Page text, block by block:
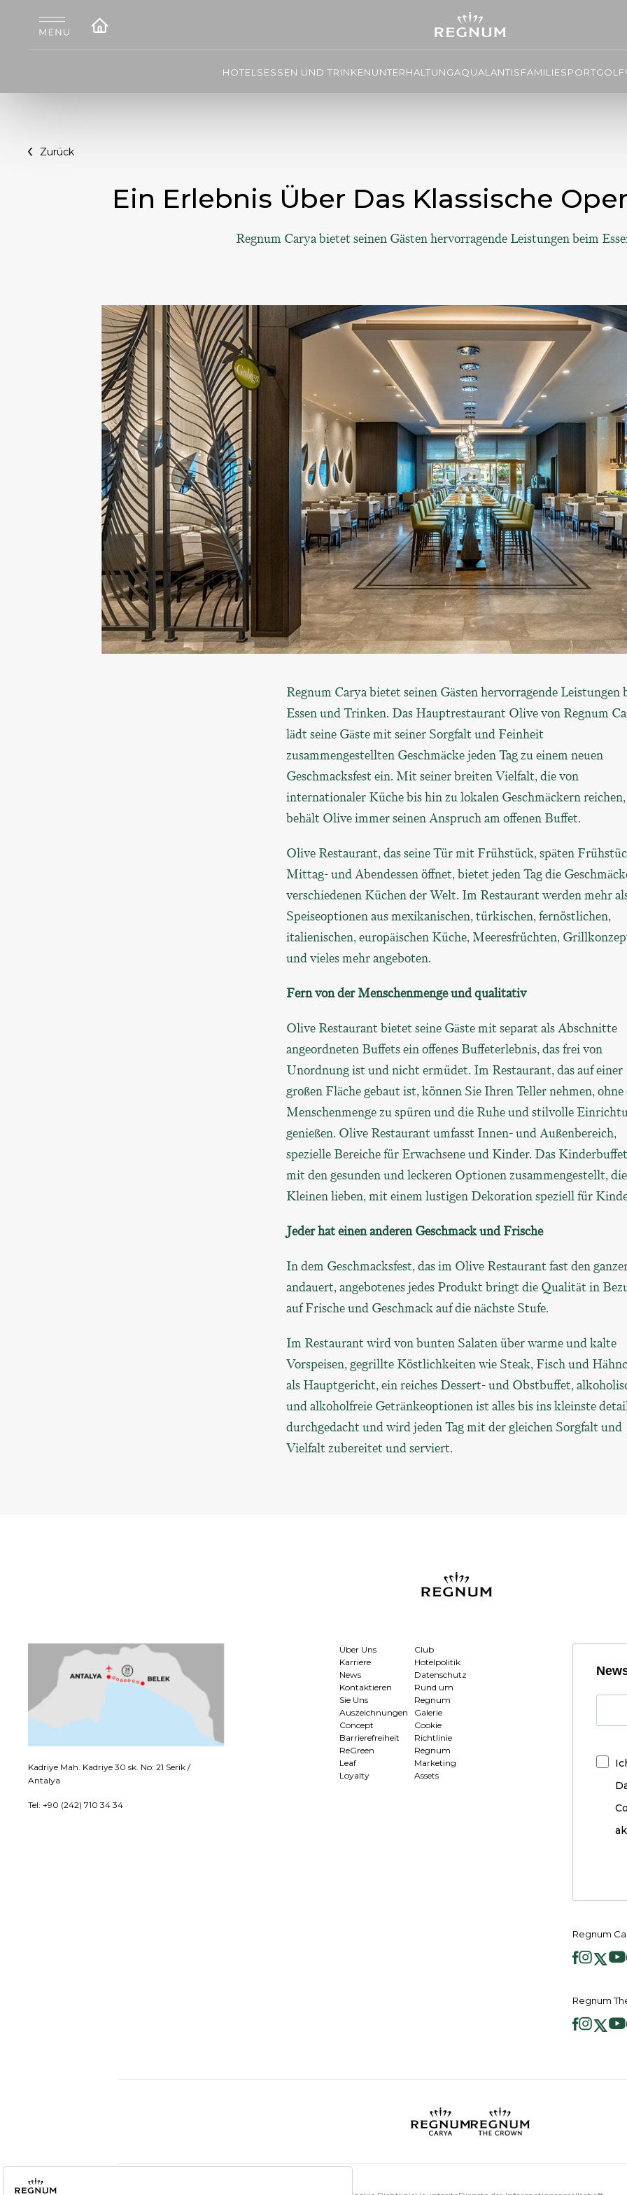
HOTELSESSEN UND TRINKENUNTERHALTUNGAQUALANTISFAMILIESPORTGOLF
Zurück
Ein Erlebnis Über Das Klassische
Regnum Carya bietet seinen Gästen hervorragende Leistungen beim
Regnum Carya bietet seinen Gästen hervorragende Leistungen
Essen und Trinken. Das Hauptrestaurant Olive von Regnum
lädt seine Gäste mit seiner Sorgfalt und Feinheit
zusammengestellten Geschmäcke jeden Tag zu einem neuen
Geschmacksfest ein. Mit seiner breiten Vielfalt, die von
internationaler Küche bis hin zu lokalen Geschmäckern reichen,
behält Olive immer seinen Anspruch am offenen Buffet.
Olive Restaurant, das seine Tür mit Frühstück, späten
Mittag- und Abendessen öffnet, bietet jeden Tag die
verschiedenen Küchen der Welt. Im Restaurant werden mehr
Speiseoptionen aus mexikanischen, türkischen, fernöstlichen,
italienischen, europäischen Küche, Meeresfrüchten,
und vieles mehr angeboten.
Fern von der Menschenmenge und qualitativ
Olive Restaurant bietet seine Gäste mit separat als Abschnitte
angeordneten Buffets ein offenes Buffeterlebnis, das frei von
Unordnung ist und nicht ermüdet. Im Restaurant, das auf einer
großen Fläche gebaut ist, können Sie Ihren Teller nehmen, ohne
Menschenmenge zu spüren und die Ruhe und stilvolle
genießen. Olive Restaurant umfasst Innen- und Außenbereich,
spezielle Bereiche für Erwachsene und Kinder. Das
mit den gesunden und leckeren Optionen zusammengestellt,
Kleinen lieben, mit einem lustigen Dekoration speziell für
Jeder hat einen anderen Geschmack und Frische
In dem Geschmacksfest, das im Olive Restaurant fast den
andauert, angebotenes jedes Produkt bringt die Qualität in
auf Frische und Geschmack auf die nächste Stufe.
Im Restaurant wird von bunten Salaten über warme und kalte
Vorspeisen, gegrillte Köstlichkeiten wie Steak, Fisch und
als Hauptgericht, ein reiches Dessert- und Obstbuffet,
und alkoholfreie Getränkeoptionen ist alles bis ins kleinste
durchgedacht und wird jeden Tag mit der gleichen Sorgfalt und
Vielfalt zubereitet und serviert.
Kadriye Mah. Kadriye 30 sk. No: 21 Serik /
Antalya
Tel: +90 (242) 710 34 34
Über Uns
Karriere
News
Kontaktieren
Sie Uns
Auszeichnungen
Concept
Barrierefreiheit
ReGreen
Leaf
Loyalty
Club
Hotelpolitik
Datenschutz
Rund um
Regnum
Galerie
Cookie
Richtlinie
Regnum
Marketing
Assets
Regnum
Regnum